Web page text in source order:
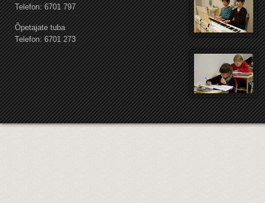
Telefon: 6701 797
Õpetajate tuba
Telefon: 6701 273